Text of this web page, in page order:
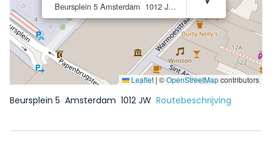
Beursplein 5 Amsterdam 1012 JW
Leaflet | ©OpenStreetMapcontributors
Beursplein 5 Amsterdam 1012 JW Routebeschrijving